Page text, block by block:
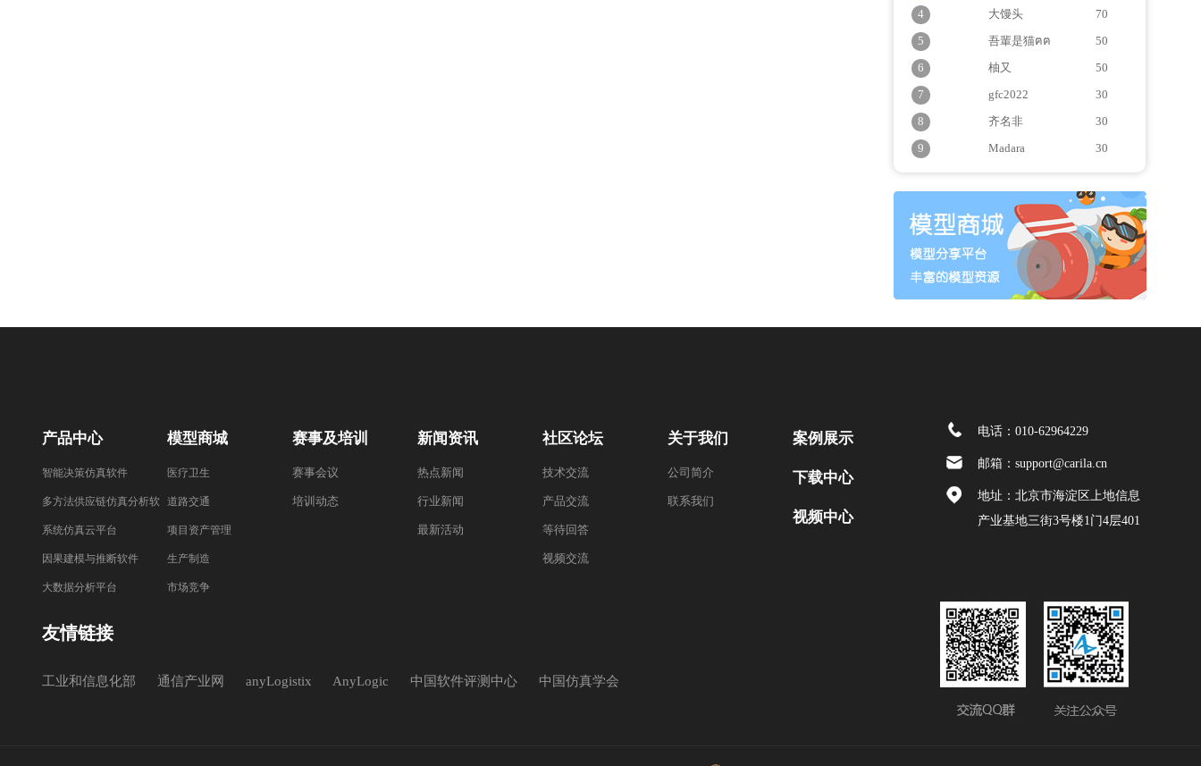
4
大馒头
70
5
吾輩是猫ฅฅ
50
6
柚又
50
7
gfc2022
30
8
齐名非
30
9
Madara 30
产品中心
智能决策仿真软件
多方法供应链仿真分析软
件
系统仿真云平台
因果建模与推断软件
大数据分析平台
模型商城
医疗卫生
道路交通
项目资产管理
生产制造
市场竞争
赛事及培训
赛事会议
培训动态
新闻资讯
热点新闻
行业新闻
最新活动
社区论坛
技术交流
产品交流
等待回答
视频交流
关于我们
公司简介
联系我们
案例展示
下载中心
视频中心
友情链接
工业和信息化部 通信产业网 anyLogistix AnyLogic 中国软件评测中心 中国仿真学会
电话：010-62964229
邮箱：support@carila.cn
地址：北京市海淀区上地信息
产业基地三街3号楼1门4层401